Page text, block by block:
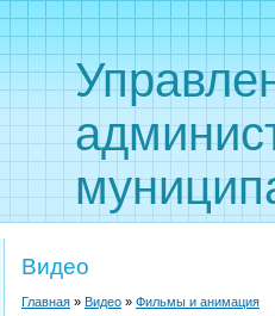
Видео
Главная » Видео » Фильмы и анимация